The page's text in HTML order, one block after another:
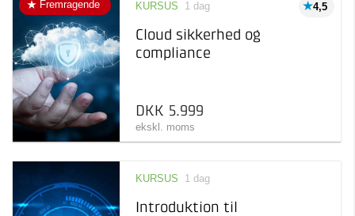
Fremragende 4,5
KURSUS 1 dag
Cloud sikkerhed og
compliance
DKK 5.999
ekskl. moms
KURSUS 1 dag
Introduktion til